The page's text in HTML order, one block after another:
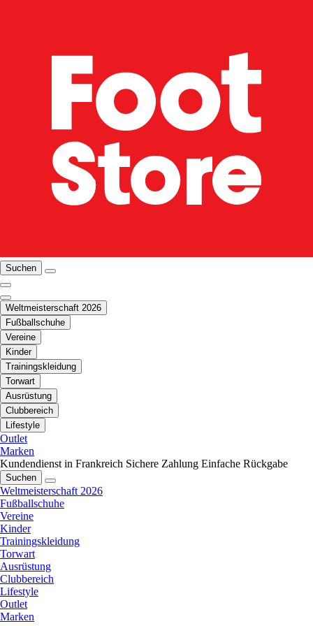
Suchen
Weltmeisterschaft 2026
Fußballschuhe
Vereine
Kinder
Trainingskleidung
Torwart
Ausrüstung
Clubbereich
Lifestyle
Outlet
Marken
Kundendienst in Frankreich Sichere Zahlung Einfache Rückgabe
Suchen
Weltmeisterschaft 2026
Fußballschuhe
Vereine
Kinder
Trainingskleidung
Torwart
Ausrüstung
Clubbereich
Lifestyle
Outlet
Marken